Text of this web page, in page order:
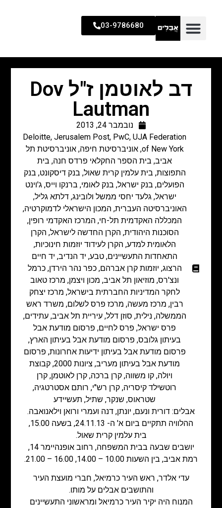
03-9786680
דב לאוטמן ז"ל Dov
Lautman
נובמבר 24, 2013
Deloitte, Jerusalem Post, PwC, UJA Federation
of New York
,אוניברסיטת חיפה,אוניברסיטת תל
אביב, בית הספר החקלאי פרדס חנה, בית
התפוצות, בית עלמין קרית שאול, בנק דיסקונט, בנק
הפועלים, בנק ישראל, בנק לאומי, ברנקו וייס, ג'וינט
ישראל, גלעד יחסי ממשל ולובינג,דלתא גליל,
האוניברסיטה העברית, המכון הישראלי לדמוקרטיה,
המכללה האקדמית תל-חי, המרכז האקדמי רופין,
הסוכנות היהודית, הקרן החדשה לישראל, הקרן
הלאומית למדע, הקרן לעידוד יוזמות חינוכיות,
התאחדות התעשיינים, טבע, יד הנדיב, יד חיים
הרצוג, יוזמות קרן אברהם,כפר נהר הירדן,כרמל
ונצ'רס, מוזיאון תל אביב, מכון ויצמן, מרכז טאוב
לחקר המדיניות החברתית בישראל, מרכז יצחק
רבין, מרכז מעשה, מרכז פרס לשלום, משרד ראש
הממשלה, נילית, סוזן דלל,עיריית תל אביב,עתידים,
פרס ישראל, פרס לחיים, פרסום מודעת אבל
בעיתון גלובס, פרסום מודעת אבל בעיתון הארץ,
פרסום מודעת אבל בעיתון ידיעות אחרונות, פרסום
מודעת אבל בעיתון מעריב, ציונות 2000 , קבוצת
ויולה, קו משווה, קרן ברכה, קרן לאוטמן, קרן
רוטשילד קיסריה, קרן רש"י, רותם אסטרטגיה,
שטראוס, שנקר, שתיל, תעשיידע
אבלים: דורית ונעם, יונתן, דנה ועמרי ורואן וילאנואבה.
ההלוויה תתקיים ביום א' ה- 24.11.13, בשעה 15.00,
בית עלמין קרית שאול.
יושבים שבעה בבית המשפחה, רחוב אופנהיימר 14,
רמת אביב, בין השעות 10.00 – 14.00, 16.00 – 21.00.
עדי אלדר, ראש העיר כרמיאל, חברי מועצת העיר
והתושבים אבלים על מותו.
המנוח היה יקיר העיר כרמיאל ומראשוני התעשיינים